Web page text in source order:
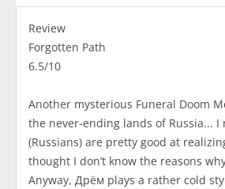
Review
Forgotten Path
6.5/10
Another mysterious Funeral Doom
the never-ending lands of Russia...
(Russians) are pretty good at
thought I don’t know the reasons
Anyway, Дрём plays a rather cold